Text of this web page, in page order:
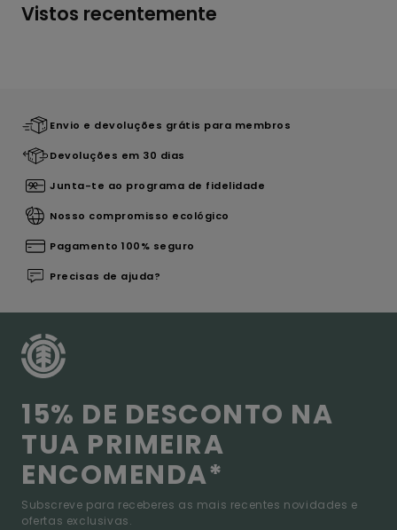
Vistos recentemente
Envio e devoluções grátis para membros
Devoluções em 30 dias
Junta-te ao programa de fidelidade
Nosso compromisso ecológico
Pagamento 100% seguro
Precisas de ajuda?
15% DE DESCONTO NA
TUA PRIMEIRA
ENCOMENDA*
Subscreve para receberes as mais recentes novidades e
ofertas exclusivas.